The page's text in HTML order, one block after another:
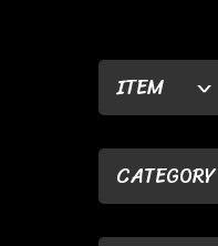
ITEM
CATEGORY